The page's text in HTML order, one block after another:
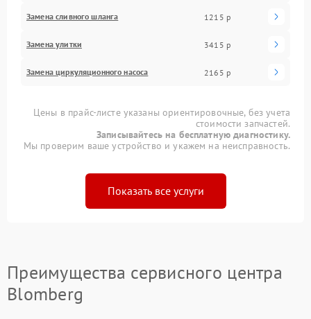
Замена сливного шланга 1215 р
Замена улитки 3415 р
Замена циркуляционного насоса 2165 р
Цены в прайс-листе указаны ориентировочные, без учета
стоимости запчастей.
Записывайтесь на бесплатную диагностику.
Мы проверим ваше устройство и укажем на неисправность.
Показать все услуги
Преимущества сервисного центра
Blomberg